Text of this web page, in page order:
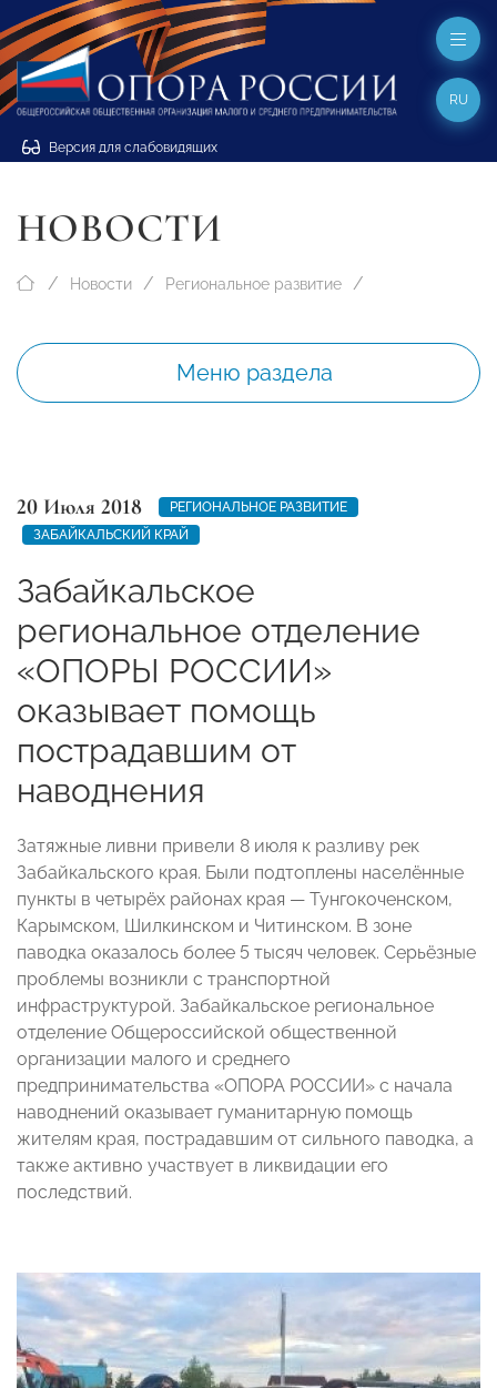
Версия для слабовидящих
RU
НОВОСТИ
Новости Региональное развитие
Меню раздела
20 Июля 2018
РЕГИОНАЛЬНОЕ РАЗВИТИЕ
ЗАБАЙКАЛЬСКИЙ КРАЙ
Забайкальское
региональное отделение
«ОПОРЫ РОССИИ»
оказывает помощь
пострадавшим от
наводнения
Затяжные ливни привели 8 июля к разливу рек
Забайкальского края. Были подтоплены населённые
пункты в четырёх районах края — Тунгокоченском,
Карымском, Шилкинском и Читинском. В зоне
паводка оказалось более 5 тысяч человек. Серьёзные
проблемы возникли с транспортной
инфраструктурой. Забайкальское региональное
отделение Общероссийской общественной
организации малого и среднего
предпринимательства «ОПОРА РОССИИ» с начала
наводнений оказывает гуманитарную помощь
жителям края, пострадавшим от сильного паводка, а
также активно участвует в ликвидации его
последствий.